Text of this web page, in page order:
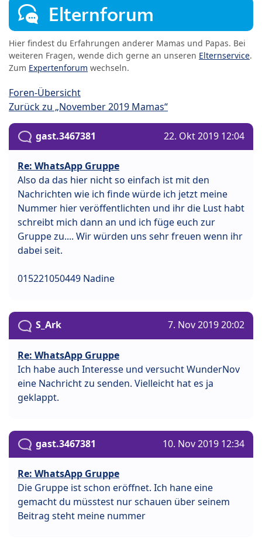
Elternforum
Hier findest du Erfahrungen anderer Mamas und Papas. Bei
weiteren Fragen, wende dich gerne an unseren Elternservice.
Zum Expertenforum wechseln.
Foren-Übersicht
Zurück zu „November 2019 Mamas“
gast.3467381 22. Okt 2019 12:04
Re: WhatsApp Gruppe
Also da das hier nicht so einfach ist mit den
Nachrichten wie ich finde würde ich jetzt meine
Nummer hier veröffentlichten und ihr die Lust habt
schreibt mich dann an und ich füge euch zur
Gruppe zu.... Wir würden uns sehr freuen wenn ihr
dabei seit.
015221050449 Nadine
S_Ark 7. Nov 2019 20:02
Re: WhatsApp Gruppe
Ich habe auch Interesse und versucht WunderNov
eine Nachricht zu senden. Vielleicht hat es ja
geklappt.
gast.3467381 10. Nov 2019 12:34
Re: WhatsApp Gruppe
Die Gruppe ist schon eröffnet. Ich hane eine
gemacht du müsstest nur schauen über seinem
Beitrag steht meine nummer